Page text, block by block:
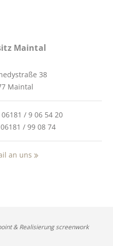
Maintal
38
Maintal
06181 / 9 06 54 20
/ 99 08 74
an uns
& Realisierung screenwork